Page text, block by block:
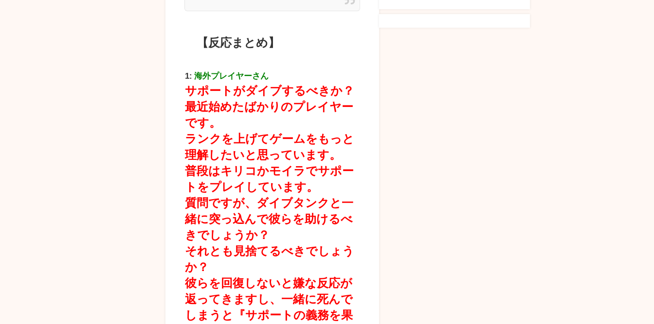
【反応まとめ】
1: 海外プレイヤーさん
サポートがダイブするべきか？
最近始めたばかりのプレイヤー
です。
ランクを上げてゲームをもっと
理解したいと思っています。
普段はキリコかモイラでサポー
トをプレイしています。
質問ですが、ダイブタンクと一
緒に突っ込んで彼らを助けるべ
きでしょうか？
それとも見捨てるべきでしょう
か？
彼らを回復しないと嫌な反応が
返ってきますし、一緒に死んで
しまうと『サポートの義務を果